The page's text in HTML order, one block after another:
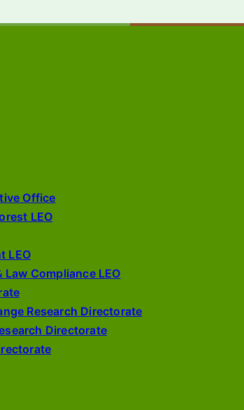
Office
LEO
LEO
Compliance LEO
Research Directorate
Directorate